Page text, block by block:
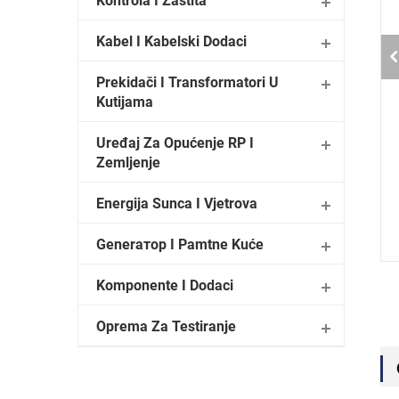
Kabel I Kabelski Dodaci
Prekidači I Transformatori U
Kutiјama
Uređaj Za Opućenje RP I
Zemljenje
Energija Sunca I Vjetrova
Generатор I Pamtne Kuće
Komponente I Dodaci
Oprema Za Testiranje